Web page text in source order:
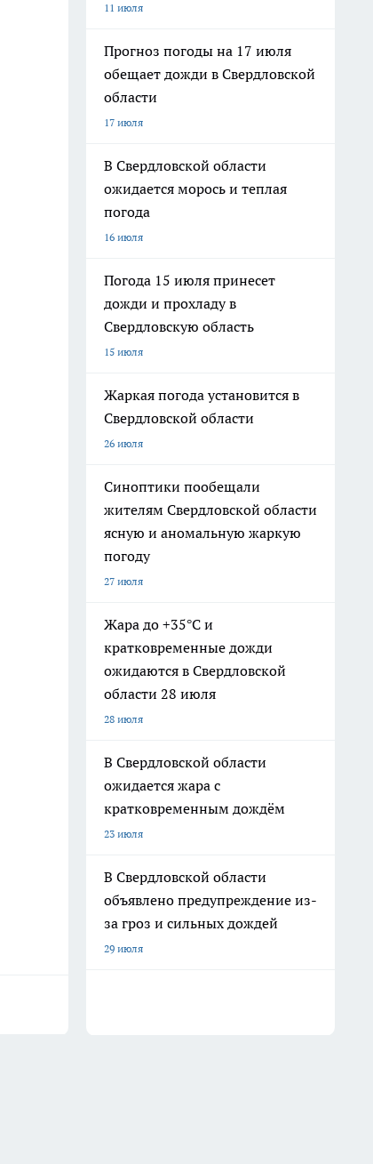
11 июля
Прогноз погоды на 17 июля
обещает дожди в Свердловской
области
17 июля
В Свердловской области
ожидается морось и теплая
погода
16 июля
Погода 15 июля принесет
дожди и прохладу в
Свердловскую область
15 июля
Жаркая погода установится в
Свердловской области
26 июля
Синоптики пообещали
жителям Свердловской области
ясную и аномальную жаркую
погоду
27 июля
Жара до +35°С и
кратковременные дожди
ожидаются в Свердловской
области 28 июля
28 июля
В Свердловской области
ожидается жара с
кратковременным дождём
23 июля
В Свердловской области
объявлено предупреждение из-
за гроз и сильных дождей
29 июля